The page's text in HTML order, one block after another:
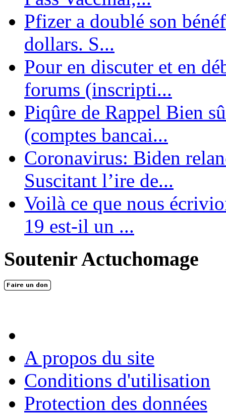
Pfizer a doublé son
dollars. S...
Pour en discuter et en
forums (inscripti...
Piqûre de Rappel Bien
(comptes bancai...
Coronavirus: Biden
Suscitant l’ire de...
Voilà ce que nous
19 est-il un ...
Soutenir Actuchomage
A propos du site
Conditions d'utilisation
Protection des données